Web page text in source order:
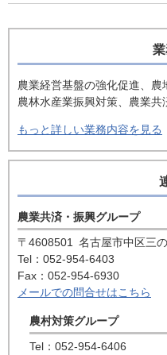
農業経営基盤の強化促進、
農林水産業振興対策、農業共
もっと詳しい業務内容を見る
農業共済・振興グループ
〒4608501
名古屋市中区三
Tel：052-954-6403
Fax：052-954-6930
メールでの問合せはこちら
農村対策グループ
Tel：052-954-6406